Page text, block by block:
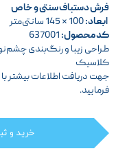
فرش دستباف سنتی و خاص
ابعاد:
کد محصول:
طراحی زیبا و رنگ‌بندی
کلاسیک
جهت دریافت اطلاعات بیشتر
فرمایید.
خرید و